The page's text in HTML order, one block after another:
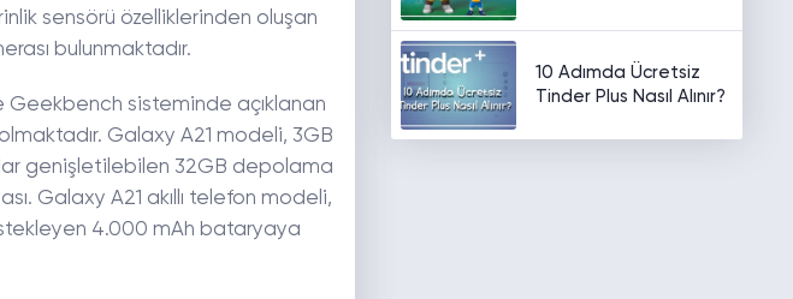
sensörü özelliklerinden oluşan
bulunmaktadır.
Geekbench sisteminde açıklanan
Galaxy A21 modeli, 3GB
genişletilebilen 32GB depolama
Galaxy A21 akıllı telefon modeli,
4.000 mAh bataryaya
10 Adımda Ücretsiz
Tinder Plus Nasıl Alınır?